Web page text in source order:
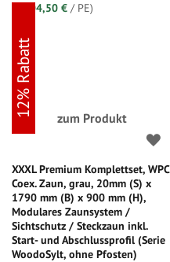
104,50 € / PE)
zum Produkt
12% Rabatt
XXXL Premium Komplettset, WPC
Coex. Zaun, grau, 20mm (S) x
1790 mm (B) x 900 mm (H),
Modulares Zaunsystem /
Sichtschutz / Steckzaun inkl.
Start- und Abschlussprofil (Serie
WoodoSylt, ohne Pfosten)